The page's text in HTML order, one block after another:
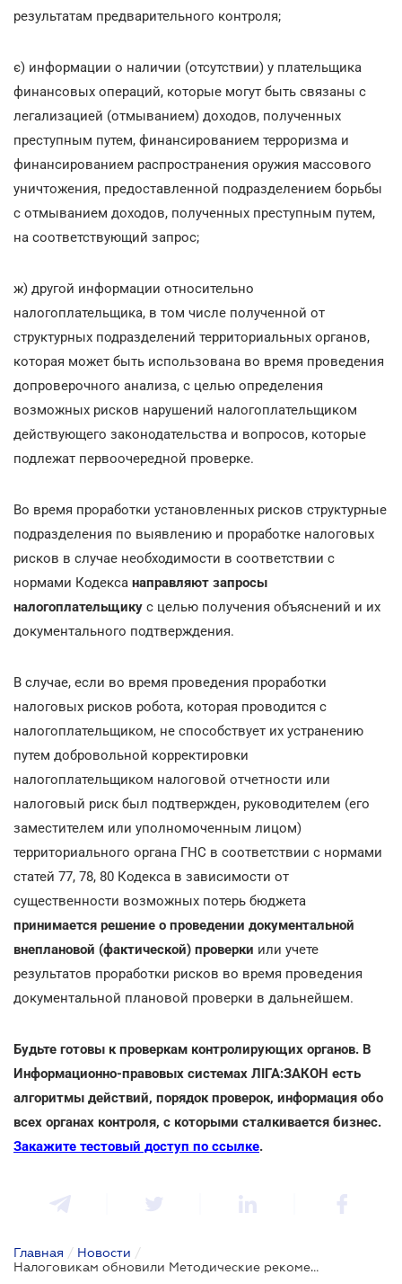
результатам предварительного контроля;
є) информации о наличии (отсутствии) у плательщика
финансовых операций, которые могут быть связаны с
легализацией (отмыванием) доходов, полученных
преступным путем, финансированием терроризма и
финансированием распространения оружия массового
уничтожения, предоставленной подразделением борьбы
с отмыванием доходов, полученных преступным путем,
на соответствующий запрос;
ж) другой информации относительно
налогоплательщика, в том числе полученной от
структурных подразделений территориальных органов,
которая может быть использована во время проведения
допроверочного анализа, с целью определения
возможных рисков нарушений налогоплательщиком
действующего законодательства и вопросов, которые
подлежат первоочередной проверке.
Во время проработки установленных рисков структурные
подразделения по выявлению и проработке налоговых
рисков в случае необходимости в соответствии с
нормами Кодекса направляют запросы
налогоплательщику с целью получения объяснений и их
документального подтверждения.
В случае, если во время проведения проработки
налоговых рисков робота, которая проводится с
налогоплательщиком, не способствует их устранению
путем добровольной корректировки
налогоплательщиком налоговой отчетности или
налоговый риск был подтвержден, руководителем (его
заместителем или уполномоченным лицом)
территориального органа ГНС в соответствии с нормами
статей 77, 78, 80 Кодекса в зависимости от
существенности возможных потерь бюджета
принимается решение о проведении документальной
внеплановой (фактической) проверки или учете
результатов проработки рисков во время проведения
документальной плановой проверки в дальнейшем.
Будьте готовы к проверкам контролирующих органов. В
Информационно-правовых системах ЛІГА:ЗАКОН есть
алгоритмы действий, порядок проверок, информация обо
всех органах контроля, с которыми сталкивается бизнес.
Закажите тестовый доступ по ссылке.
Главная / Новости /
Налоговикам обновили Методические рекомендации относительно проверок налогоплательщиков